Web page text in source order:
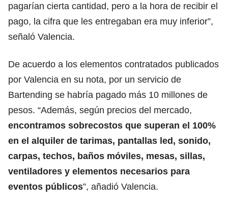
pagarían cierta cantidad, pero a la hora de recibir el
pago, la cifra que les entregaban era muy inferior”,
señaló Valencia.
De acuerdo a los elementos contratados publicados
por Valencia en su nota, por un servicio de
Bartending se habría pagado más 10 millones de
pesos. “Además, según precios del mercado,
encontramos sobrecostos que superan el 100%
en el alquiler de tarimas, pantallas led, sonido,
carpas, techos, baños móviles, mesas, sillas,
ventiladores y elementos necesarios para
eventos públicos”, añadió Valencia.